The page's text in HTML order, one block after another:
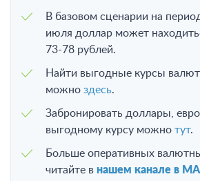
В базовом сценарии на
июля доллар может
73-78 рублей.
Найти выгодные курсы
можно здесь.
Забронировать доллары,
выгодному курсу можно тут.
Больше оперативных
читайте в нашем канале в